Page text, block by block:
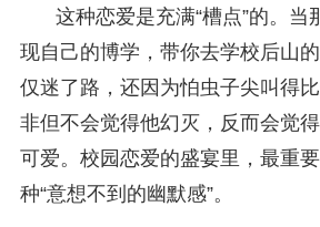
这种恋爱是充满“槽点”的。当
现自己的博学，带你去学校后山
仅迷了路，还因为怕虫子尖叫得
非但不会觉得他幻灭，反而会觉
可爱。校园恋爱的盛宴里，最重
种“意想不到的幽默感”。